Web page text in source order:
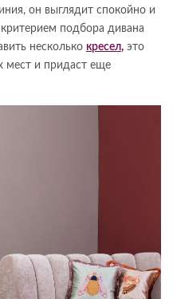
он выглядит спокойно и
подбора дивана
несколько кресел, это
мест и придаст еще